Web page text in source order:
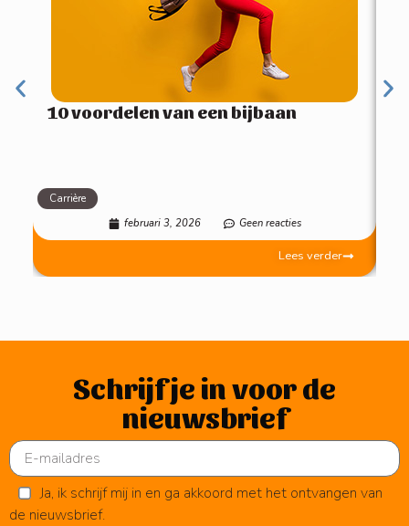
Lees verder
10 voordelen van een bijbaan
Carrière
februari 3, 2026 Geen reacties
Schrijf je in voor de
nieuwsbrief
Ja, ik schrijf mij in en ga akkoord met het ontvangen van
de nieuwsbrief.